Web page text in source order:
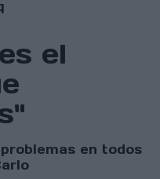
el
en todos